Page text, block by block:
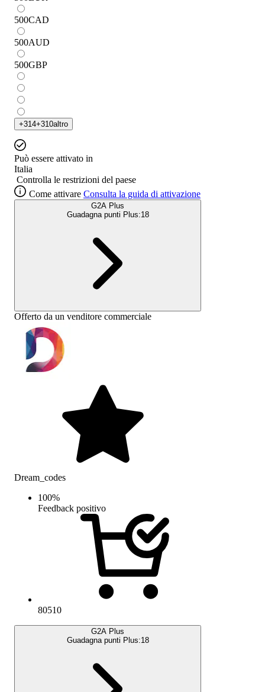
500CAD
500AUD
500GBP
+314+310altro
Può essere attivato in
Italia
Controlla le restrizioni del paese
Come attivare Consulta la guida di attivazione
G2A Plus
Guadagna punti Plus:18
Offerto da un venditore commerciale
Dream_codes
100%
Feedback positivo
80510
G2A Plus
Guadagna punti Plus:18